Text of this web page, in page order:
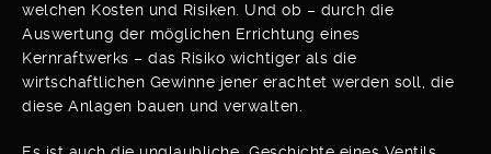
welchen Kosten und Risiken. Und ob – durch die
Auswertung der möglichen Errichtung eines
Kernraftwerks – das Risiko wichtiger als die
wirtschaftlichen Gewinne jener erachtet werden soll, die
diese Anlagen bauen und verwalten.